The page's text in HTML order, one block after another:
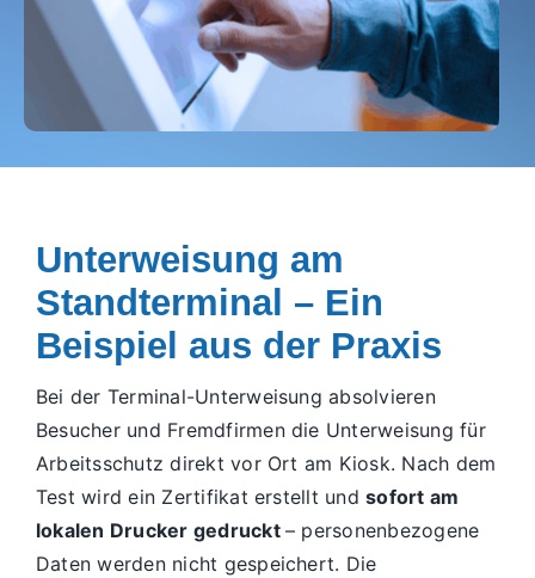
Unterweisung am
Standterminal – Ein
Beispiel aus der Praxis
Bei der Terminal-Unterweisung absolvieren
Besucher und Fremdfirmen die Unterweisung für
Arbeitsschutz direkt vor Ort am Kiosk. Nach dem
Test wird ein Zertifikat erstellt undsofort am
lokalen Drucker gedruckt – personenbezogene
Daten werden nicht gespeichert. Die